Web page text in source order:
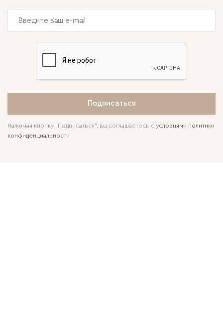
Подписаться
Нажимая кнопку “Подписаться”, вы соглашаетесь с условиями политики
конфиденциальности